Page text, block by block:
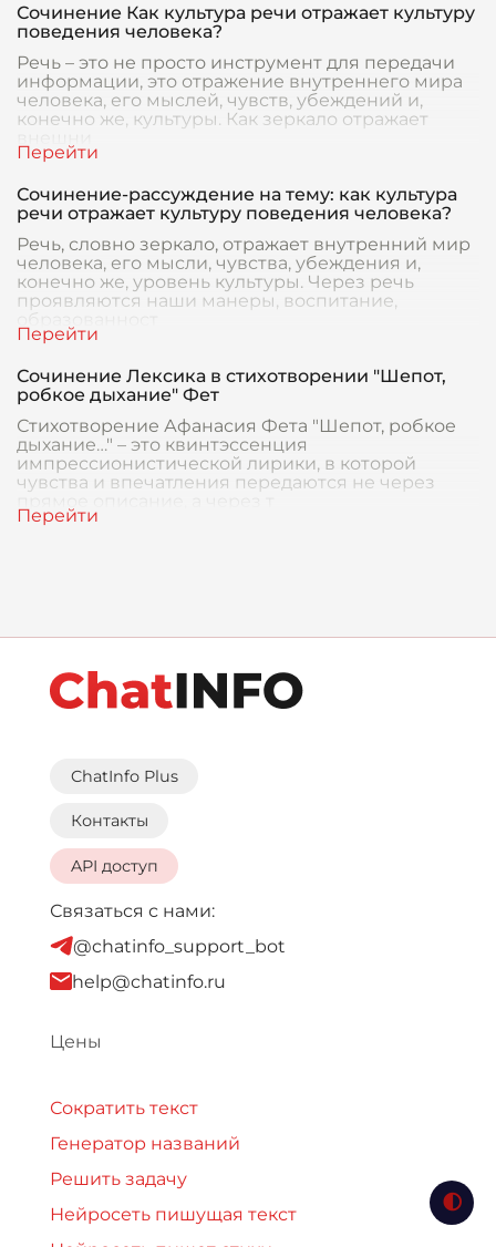
Сочинение Как культура речи отражает культуру
поведения человека?
Речь – это не просто инструмент для передачи
информации, это отражение внутреннего мира
человека, его мыслей, чувств, убеждений и,
конечно же, культуры. Как зеркало отражает
Сочинение-рассуждение на тему: как культура
речи отражает культуру поведения человека?
Речь, словно зеркало, отражает внутренний мир
человека, его мысли, чувства, убеждения и,
конечно же, уровень культуры. Через речь
проявляются наши манеры, воспитание,
образованност
Сочинение Лексика в стихотворении "Шепот,
робкое дыхание" Фет
Стихотворение Афанасия Фета "Шепот, робкое
дыхание…" – это квинтэссенция
импрессионистической лирики, в которой
чувства и впечатления передаются не через
ChatInfo Plus
Контакты
API доступ
Связаться с нами:
@chatinfo_support_bot
help@chatinfo.ru
Цены
Сократить текст
Генератор названий
Решить задачу
Нейросеть пишущая текст